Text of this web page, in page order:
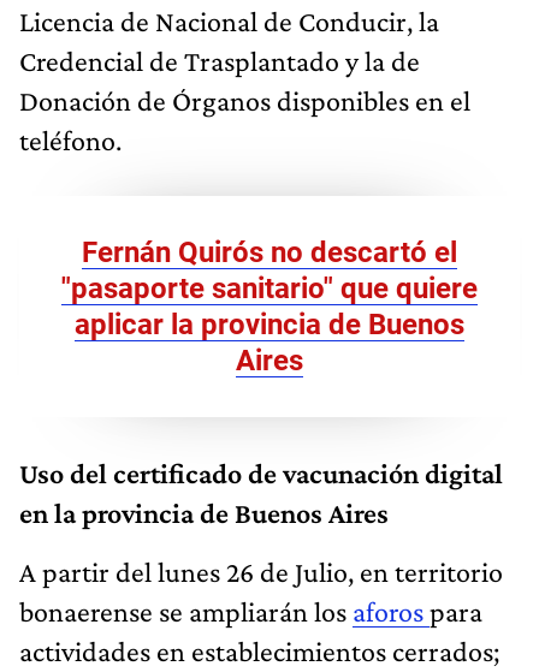
Licencia de Nacional de Conducir, la
Credencial de Trasplantado y la de
Donación de Órganos disponibles en el
teléfono.
Fernán Quirós no descartó el
"pasaporte sanitario" que quiere
aplicar la provincia de Buenos
Aires
Uso del certificado de vacunación digital
en la provincia de Buenos Aires
A partir del lunes 26 de Julio, en territorio
bonaerense se ampliarán los aforospara
actividades en establecimientos cerrados;